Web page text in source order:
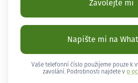
Zavolejte mi
Napište mi na
Vaše telefonní číslo použijeme pouze k
zavolání. Podrobnosti najdete v o